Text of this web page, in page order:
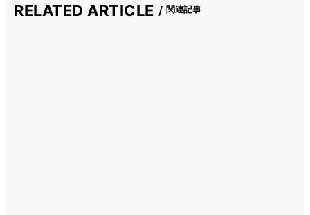
RELATED ARTICLE 関連記事